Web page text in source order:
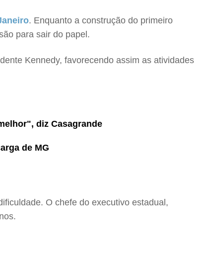
. Enquanto a construção do primeiro
para sair do papel.
Kennedy, favorecendo assim as atividades
diz Casagrande
de MG
O chefe do executivo estadual,